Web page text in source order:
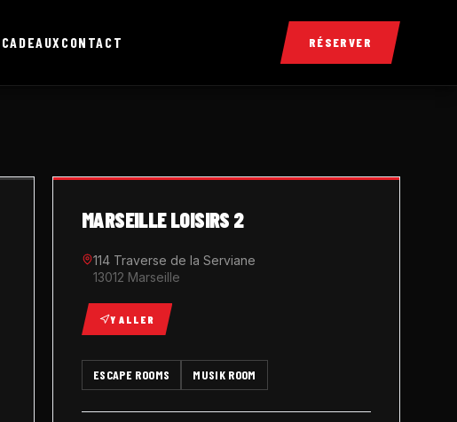
CONTACT RÉSERVER
MARSEILLE LOISIRS 2
114 Traverse de la Serviane
13012 Marseille
Y ALLER
ESCAPE ROOMS MUSIK ROOM